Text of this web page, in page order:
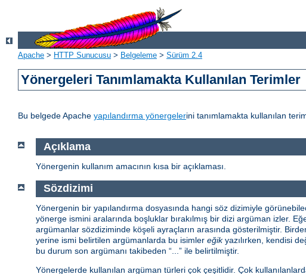
Apache > HTTP Sunucusu > Belgeleme > Sürüm 2.4
Yönergeleri Tanımlamakta Kullanılan Terimler
Bu belgede Apache yapılandırma yönergelerini tanımlamakta kullanılan
Açıklama
Yönergenin kullanım amacının kısa bir açıklaması.
Sözdizimi
Yönergenin bir yapılandırma dosyasında hangi söz dizimiyle
yönerge ismini aralarında boşluklar bırakılmış bir dizi argüman izler.
argümanlar sözdiziminde köşeli ayraçların arasında gösterilmiştir.
yerine ismi belirtilen argümanlarda bu isimler eğikyazılırken, kendisi
bu durum son argümanı takibeden “...” ile belirtilmiştir.
Yönergelerde kullanılan argüman türleri çok çeşitlidir. Çok